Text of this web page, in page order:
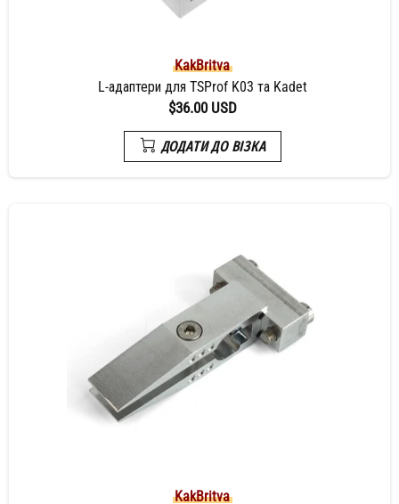
KakBritva
L-адаптери для TSProf K03 та Kadet
$36.00 USD
ДОДАТИ ДО ВІЗКА
KakBritva